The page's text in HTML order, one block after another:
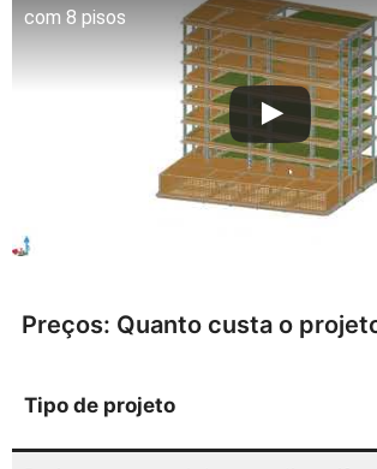
com 8 pisos
Preços: Quanto custa o
Tipo de projeto